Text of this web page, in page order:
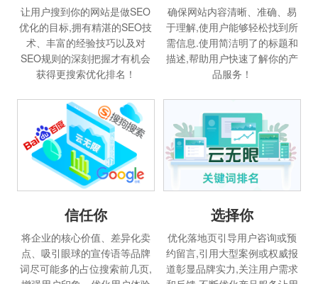
让用户搜到你的网站是做SEO
优化的目标,拥有精湛的SEO技
术、丰富的经验技巧以及对
SEO规则的深刻把握才有机会
获得更搜索优化排名！
确保网站内容清晰、准确、易
于理解,使用户能够轻松找到所
需信息.使用简洁明了的标题和
描述,帮助用户快速了解你的产
品服务！
信任你
将企业的核心价值、差异化卖
点、吸引眼球的宣传语等品牌
词尽可能多的占位搜索前几页,
选择你
优化落地页引导用户咨询或预
约留言,引用大型案例或权威报
道彰显品牌实力,关注用户需求